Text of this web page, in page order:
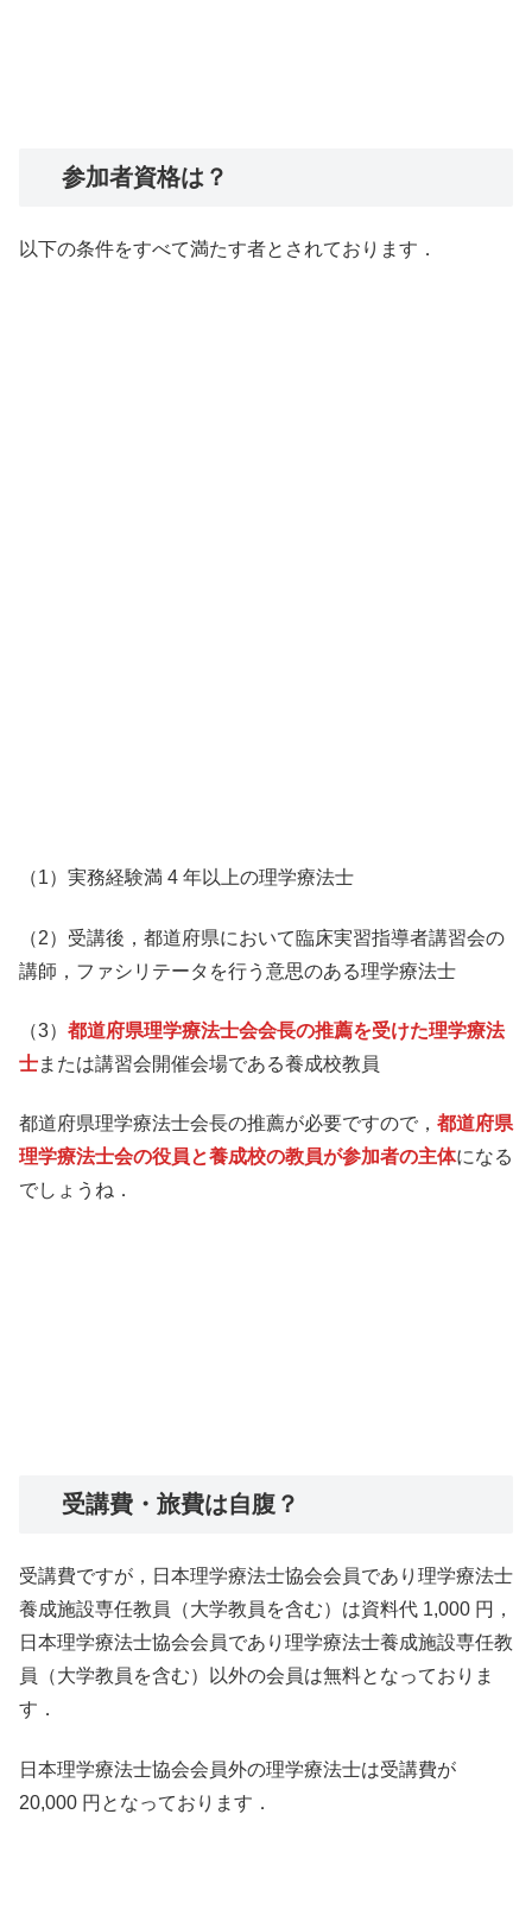
参加者資格は？
以下の条件をすべて満たす者とされております．
（1）実務経験満 4 年以上の理学療法士
（2）受講後，都道府県において臨床実習指導者講習会の
講師，ファシリテータを行う意思のある理学療法士
（3） 都道府県理学療法士会会長の推薦を受けた理学療法
士または講習会開催会場である養成校教員
都道府県理学療法士会長の推薦が必要ですので， 都道府県
理学療法士会の役員と養成校の教員が参加者の主体になる
でしょうね．
受講費・旅費は自腹？
受講費ですが，日本理学療法士協会会員であり理学療法士
養成施設専任教員（大学教員を含む）は資料代 1,000 円，
日本理学療法士協会会員であり理学療法士養成施設専任教
員（大学教員を含む）以外の会員は無料となっておりま
す．
日本理学療法士協会会員外の理学療法士は受講費が
20,000 円となっております．